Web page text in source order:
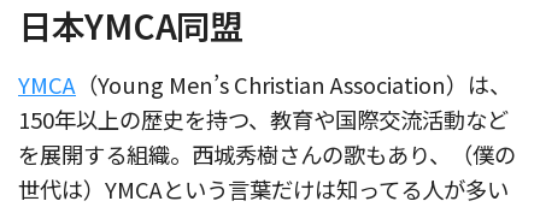
日本YMCA同盟
YMCA （Young Men’s Christian Association）は、
150年以上の歴史を持つ、教育や国際交流活動など
を展開する組織。西城秀樹さんの歌もあり、（僕の
世代は）YMCAという言葉だけは知ってる人が多い